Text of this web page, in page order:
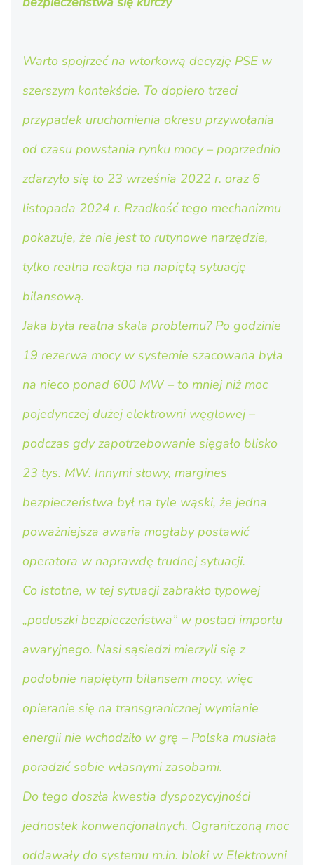
Warto spojrzeć na wtorkową decyzję PSE w
szerszym kontekście. To dopiero trzeci
przypadek uruchomienia okresu przywołania
od czasu powstania rynku mocy – poprzednio
zdarzyło się to 23 września 2022 r. oraz 6
listopada 2024 r. Rzadkość tego mechanizmu
pokazuje, że nie jest to rutynowe narzędzie,
tylko realna reakcja na napiętą sytuację
bilansową.
Jaka była realna skala problemu? Po godzinie
19 rezerwa mocy w systemie szacowana była
na nieco ponad 600 MW – to mniej niż moc
pojedynczej dużej elektrowni węglowej –
podczas gdy zapotrzebowanie sięgało blisko
23 tys. MW. Innymi słowy, margines
bezpieczeństwa był na tyle wąski, że jedna
poważniejsza awaria mogłaby postawić
operatora w naprawdę trudnej sytuacji.
Co istotne, w tej sytuacji zabrakło typowej
„poduszki bezpieczeństwa” w postaci importu
awaryjnego. Nasi sąsiedzi mierzyli się z
podobnie napiętym bilansem mocy, więc
opieranie się na transgranicznej wymianie
energii nie wchodziło w grę – Polska musiała
poradzić sobie własnymi zasobami.
Do tego doszła kwestia dyspozycyjności
jednostek konwencjonalnych. Ograniczoną moc
oddawały do systemu m.in. bloki w Elektrowni